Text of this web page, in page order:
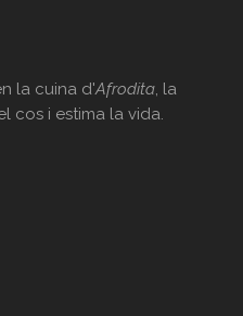
la cuina d'Afrodita, la
cos i estima la vida.